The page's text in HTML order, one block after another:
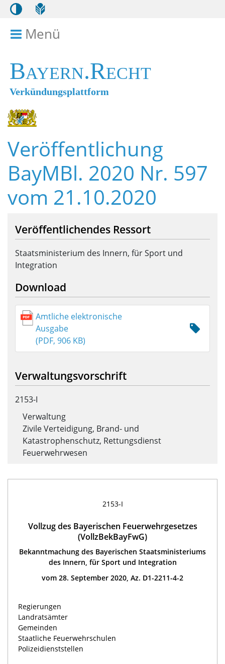
Menü
Bayern.Recht
Verkündungsplattform
Veröffentlichung
BayMBl. 2020 Nr. 597
vom 21.10.2020
Veröffentlichendes Ressort
Staatsministerium des Innern, für Sport und
Integration
Download
Amtliche elektronische
Ausgabe
(PDF, 906 KB)
Verwaltungsvorschrift
2153-I
Verwaltung
Zivile Verteidigung, Brand- und
Katastrophenschutz, Rettungsdienst
Feuerwehrwesen
2153-I
Vollzug des Bayerischen Feuerwehrgesetzes
(VollzBekBayFwG)
Bekanntmachung des Bayerischen Staatsministeriums
des Innern, für Sport und Integration
vom 28. September 2020, Az. D1-2211-4-2
Regierungen
Landratsämter
Gemeinden
Staatliche Feuerwehrschulen
Polizeidienststellen